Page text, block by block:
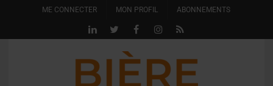
ME CONNECTER MON PROFIL ABONNEMENTS